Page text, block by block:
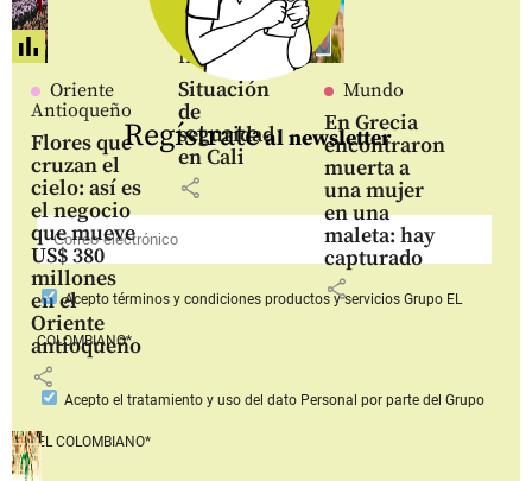
Oriente
Antioqueño
Flores que
cruzan el
cielo: así es
el negocio
que mueve
US$ 380
millones
en el
Oriente
antioqueño
share
Inicio
Situación
de
seguridad
en Cali
share
Mundo
En Grecia
encontraron
muerta a
una mujer
en una
maleta: hay
capturado
share
Regístrateal newsletter
Aceptotérminos y condiciones productos y serviciosGrupo EL
COLOMBIANO*
Acepto el tratamiento y uso del dato Personal por parte del Grupo
EL COLOMBIANO*